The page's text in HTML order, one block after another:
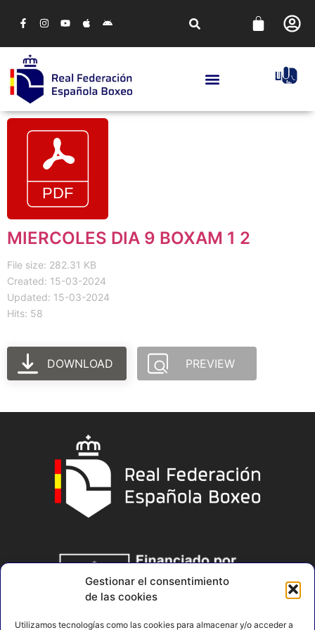
Gestionar el consentimiento
de las cookies
Utilizamos tecnologías como las cookies para almacenar y/o acceder a
MIERCOLES DIA 9 BOXAM 1 2
File size: 282.31 KB
Created: 15-03-2024
Updated: 15-03-2024
Hits: 58
DOWNLOAD PREVIEW